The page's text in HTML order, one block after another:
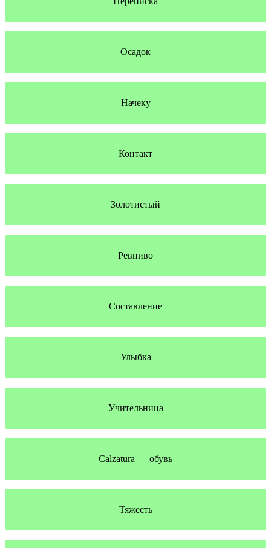
Осадок
Начеку
Контакт
Золотистый
Ревниво
Составление
Улыбка
Учительница
Calzatura — обувь
Тяжесть